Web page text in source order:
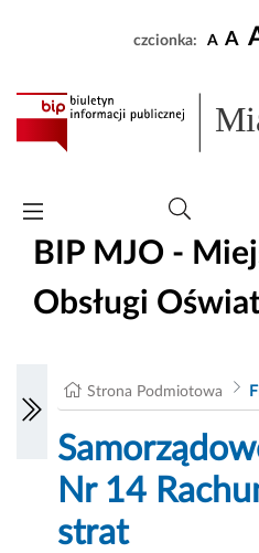
czcionka: A A
BIP MJO -
Obsługi
Strona Podmiotowa
Nr 14
strat